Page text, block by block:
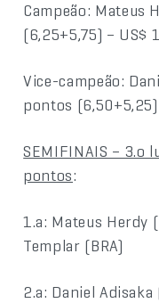
Campeão: Mateus
(6,25+5,75) – US$
Vice-campeão:
pontos
SEMIFINAIS – 3.o
pontos:
1.a: Mateus Herdy
Templar (BRA)
2.a: Daniel Adisaka